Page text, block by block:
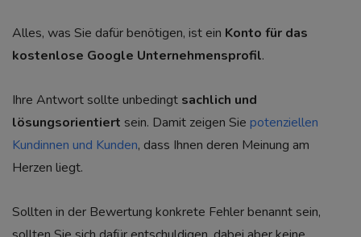
Alles, was Sie dafür benötigen, ist ein Konto für das
kostenlose Google Unternehmensprofil.
Ihre Antwort sollte unbedingt sachlich und
lösungsorientiert sein. Damit zeigen Sie potenziellen
Kundinnen und Kunden, dass Ihnen deren Meinung am
Herzen liegt.
Sollten in der Bewertung konkrete Fehler benannt sein,